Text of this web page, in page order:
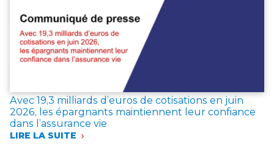
Avec 19,3 milliards d’euros de cotisations en juin
2026, les épargnants maintiennent leur confiance
dans l’assurance vie
LIRE LA SUITE
: